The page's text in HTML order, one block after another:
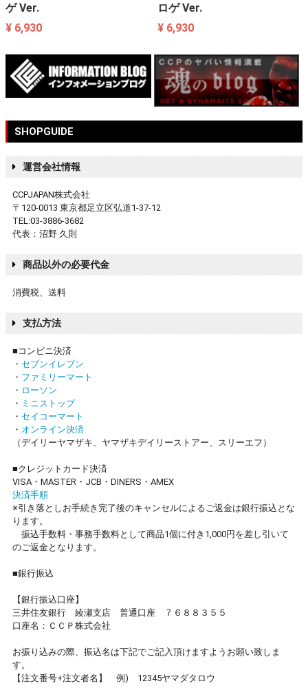
ゲ Ver.
¥ 6,930
ロゲ Ver.
¥ 6,930
SHOPGUIDE
運営会社情報
CCPJAPAN株式会社
〒120-0013 東京都足立区弘道1-37-12
TEL:03-3886-3682
代表：沼野 久則
商品以外の必要代金
消費税、送料
支払方法
■コンビニ決済
・ セブンイレブン
・ ファミリーマート
・ ローソン
・ ミニストップ
・ セイコーマート
・ オンライン決済
（デイリーヤマザキ、ヤマザキデイリーストアー、スリーエフ）
■クレジットカード決済
VISA・MASTER・JCB・DINERS・AMEX
決済手順
※引き落としお手続き完了後のキャンセルによるご返金は銀行振込とな
ります。
振込手数料・事務手数料として商品1個に付き1,000円を差し引いて
のご返金となります。
■銀行振込
【銀行振込口座】
三井住友銀行 綾瀬支店 普通口座 ７６８８３５５
口座名：ＣＣＰ株式会社
お振り込みの際、振込名は下記でご記入頂けますようお願い致しま
す。
【注文番号+注文者名】 例) 12345ヤマダタロウ